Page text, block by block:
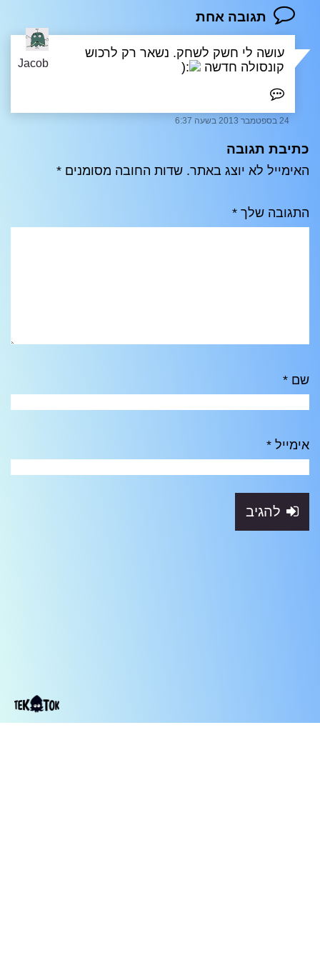
תגובה אחת
Jacob
24 בספטמבר 2013 בשעה 6:37
עושה לי חשק לשחק. נשאר רק לרכוש
קונסולה חדשה
כתיבת תגובה
האימייל לא יוצג באתר. שדות החובה מסומנים *
התגובה שלך *
שם *
אימייל *